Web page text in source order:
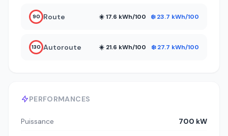
PERFORMANCES
Puissance 700 kW
90 Route ☀️ 17.6 kWh/100 ❄️ 23.7 kWh/100
130 Autoroute ☀️ 21.6 kWh/100 ❄️ 27.7 kWh/100